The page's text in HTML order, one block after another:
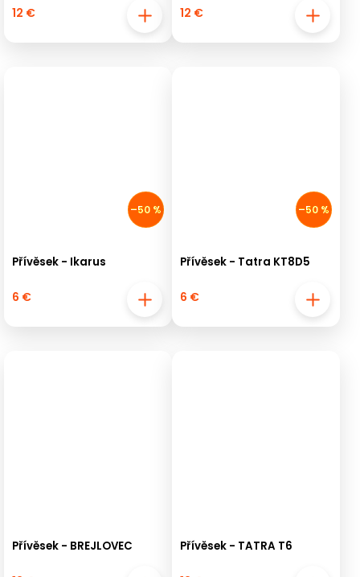
12 € 12 €
–50 %
Přívěsek - Ikarus
6 €
–50 %
Přívěsek - Tatra KT8D5
6 €
Přívěsek - BREJLOVEC Přívěsek - TATRA T6